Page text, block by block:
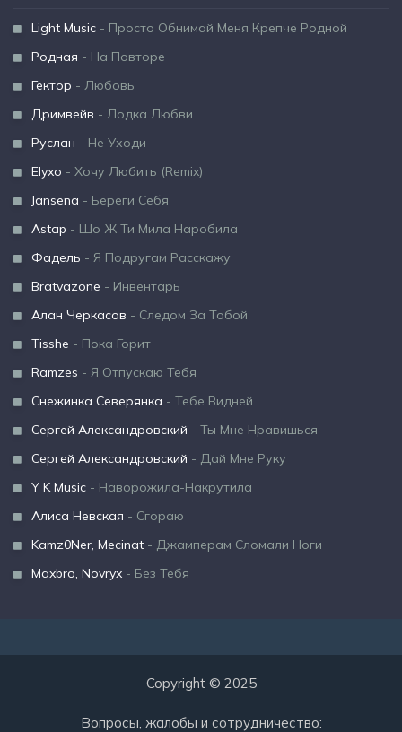
Light Music - Просто Обнимай Меня Крепче Родной
Родная - На Повторе
Гектор - Любовь
Дримвейв - Лодка Любви
Руслан - Не Уходи
Elyxo - Хочу Любить (Remix)
Jansena - Береги Себя
Astap - Що Ж Ти Мила Наробила
Фадель - Я Подругам Расскажу
Bratvazone - Инвентарь
Алан Черкасов - Следом За Тобой
Tisshe - Пока Горит
Ramzes - Я Отпускаю Тебя
Снежинка Северянка - Тебе Видней
Сергей Александровский - Ты Мне Нравишься
Сергей Александровский - Дай Мне Руку
Y K Music - Наворожила-Накрутила
Алиса Невская - Сгораю
Kamz0Ner, Mecinat - Джамперам Сломали Ноги
Maxbro, Novryx - Без Тебя
Copyright © 2025
Вопросы, жалобы и сотрудничество: